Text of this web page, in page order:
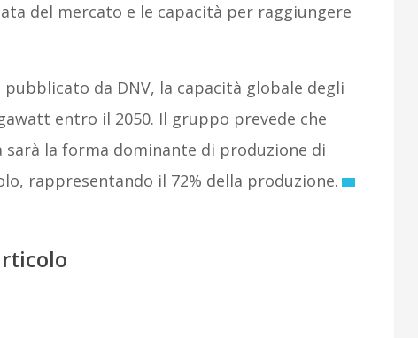
del mercato e le capacità per raggiungere
da DNV, la capacità globale degli
entro il 2050. Il gruppo prevede che
sarà la forma dominante di produzione di
rappresentando il 72% della produzione.